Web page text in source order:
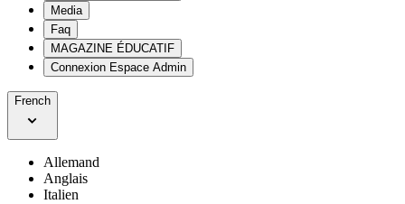
Media
Faq
MAGAZINE ÉDUCATIF
Connexion Espace Admin
French
Allemand
Anglais
Italien